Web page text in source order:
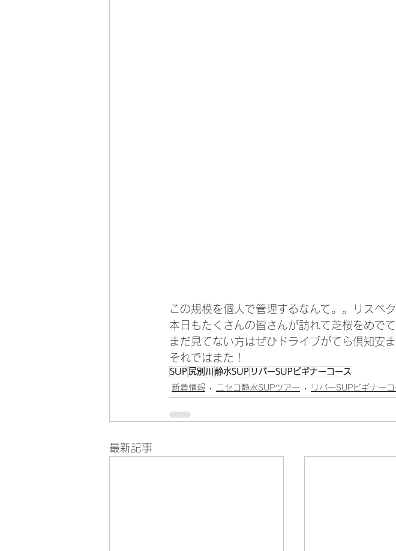
この規模を個人で管理するなんて。。リスペク
本日もたくさんの皆さんが訪れて芝桜をめでて
まだ見てない方はぜひドライブがてら倶知安
それではまた！
SUP 尻別川 静水SUP リバーSUPビギナーコース
新着情報
ニセコ静水SUPツアー リバーSUPビギナーコ
最新記事